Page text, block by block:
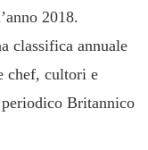
2018.
classifica annuale
chef, cultori e
Britannico